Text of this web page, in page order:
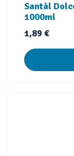
Santàl
1000ml
Prezzo
1,89 €